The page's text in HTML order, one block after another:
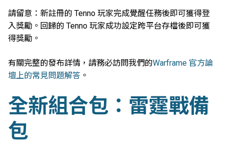
請留意：新註冊的 Tenno 玩家完成覺醒任務後即可獲得登
入獎勵。回歸的 Tenno 玩家成功設定跨平台存檔後即可獲
得獎勵。
有關完整的發布詳情，請務必訪問我們的Warframe 官方論
壇上的常見問題解答 。
全新組合包：雷霆戰備
包